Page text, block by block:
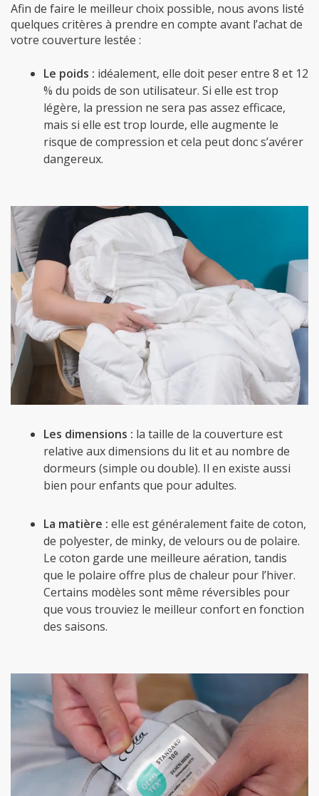
Afin de faire le meilleur choix possible, nous avons listé
quelques critères à prendre en compte avant l’achat de
votre couverture lestée :
Le poids : idéalement, elle doit peser entre 8 et 12
% du poids de son utilisateur. Si elle est trop
légère, la pression ne sera pas assez efficace,
mais si elle est trop lourde, elle augmente le
risque de compression et cela peut donc s’avérer
dangereux.
Les dimensions : la taille de la couverture est
relative aux dimensions du lit et au nombre de
dormeurs (simple ou double). Il en existe aussi
bien pour enfants que pour adultes.
La matière : elle est généralement faite de coton,
de polyester, de minky, de velours ou de polaire.
Le coton garde une meilleure aération, tandis
que le polaire offre plus de chaleur pour l’hiver.
Certains modèles sont même réversibles pour
que vous trouviez le meilleur confort en fonction
des saisons.